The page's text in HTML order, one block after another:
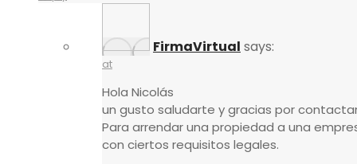
FirmaVirtual says:
at
Hola Nicolás
un gusto saludarte y gracias por
Para arrendar una propiedad a una
con ciertos requisitos legales.